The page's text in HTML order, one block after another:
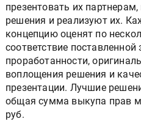
презентовать их
решения и реализуют их.
концепцию оценят по
соответствие поставленной
проработанности,
воплощения решения и
презентации. Лучшие
общая сумма выкупа прав
руб.